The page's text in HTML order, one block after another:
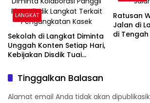
LANGKAT
Sekolah di Langkat Diminta
Unggah Konten Setiap Hari,
Kebijakan Disdik Tuai
Ratusan
Jalan di
di
Tinggalkan Balasan
Alamat email Anda tidak akan